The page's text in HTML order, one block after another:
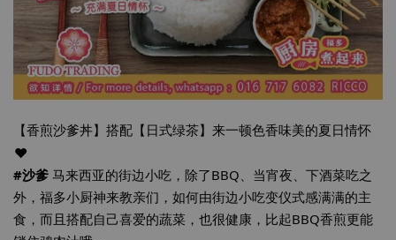
【香煎沙爹丼】搭配【日式绿茶】来一顿色香味美的夏日情怀
❤︎
#沙爹 马来西亚的街边小吃，除了BBQ、当宵夜、下酒菜吃之
外，福多小厨神来教亲们，如何由街边小吃变仪式感满满的主
食，而且搭配自己喜爱的蔬菜，也很健康，比起BBQ香煎更能